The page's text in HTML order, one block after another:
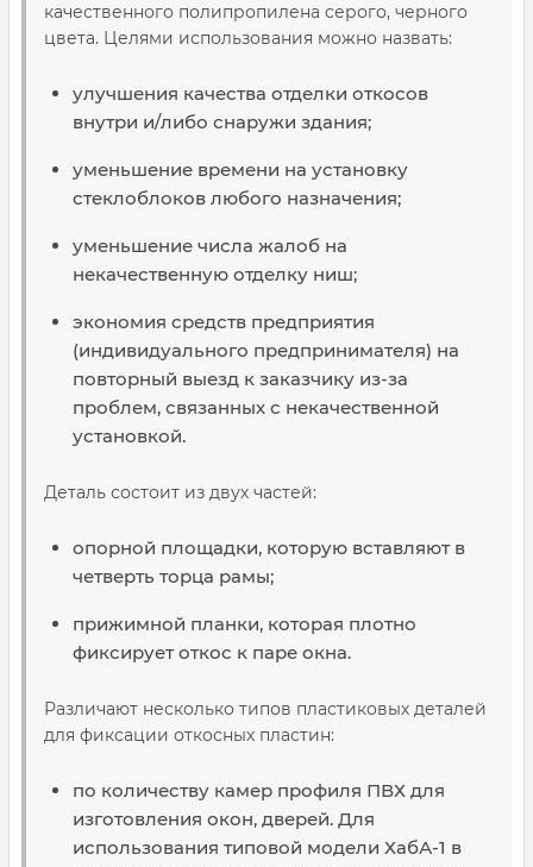
качественного полипропилена серого, черного
цвета. Целями использования можно назвать:
улучшения качества отделки откосов
внутри и/либо снаружи здания;
уменьшение времени на установку
стеклоблоков любого назначения;
уменьшение числа жалоб на
некачественную отделку ниш;
экономия средств предприятия
(индивидуального предпринимателя) на
повторный выезд к заказчику из-за
проблем, связанных с некачественной
установкой.
Деталь состоит из двух частей:
опорной площадки, которую вставляют в
четверть торца рамы;
прижимной планки, которая плотно
фиксирует откос к паре окна.
Различают несколько типов пластиковых деталей
для фиксации откосных пластин:
по количеству камер профиля ПВХ для
изготовления окон, дверей. Для
использования типовой модели ХабА-1 в